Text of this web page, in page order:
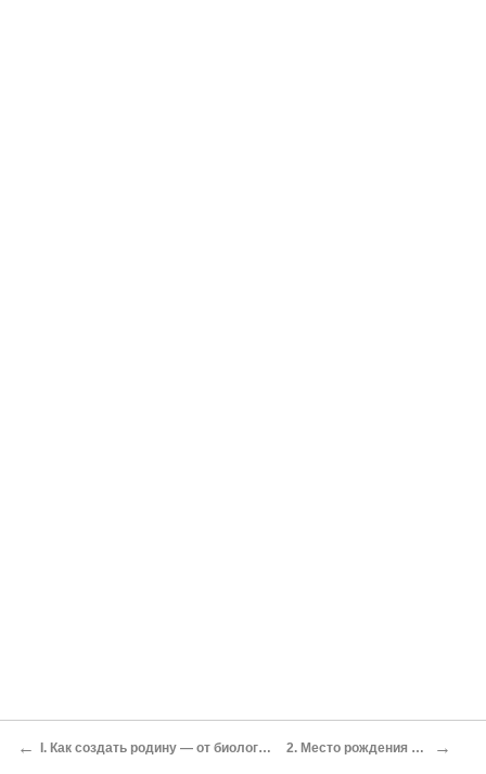
← I. Как создать родину — от биологического императива до обретения нации 2. Место рождения или гражданская община? →